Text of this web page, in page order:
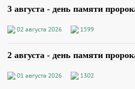
3 августа - день памяти
02 августа 2026 1599
2 августа - день памяти
01 августа 2026 1302